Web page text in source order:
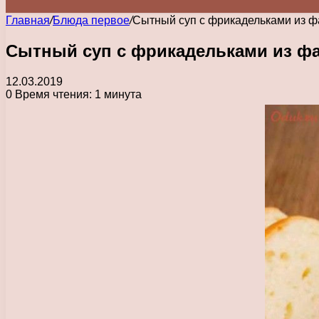
Главная/Блюда первое/Сытный суп с фрикадельками из
Сытный суп с фрикадельками из
12.03.2019
0 Время чтения: 1 минута